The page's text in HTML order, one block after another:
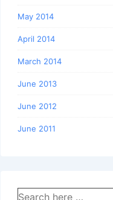
May 2014
April 2014
March 2014
June 2013
June 2012
June 2011
Search